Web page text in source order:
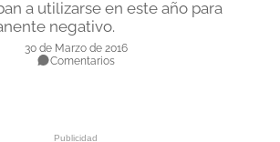
a utilizarse en este año para
negativo.
30 de Marzo de 2016
Comentarios